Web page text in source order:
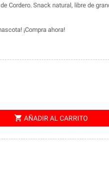
Cordero. Snack natural, libre de
¡Compra ahora!
shopping_cart AÑADIR AL CARRITO